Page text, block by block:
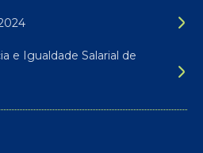
e Igualdade Salarial de